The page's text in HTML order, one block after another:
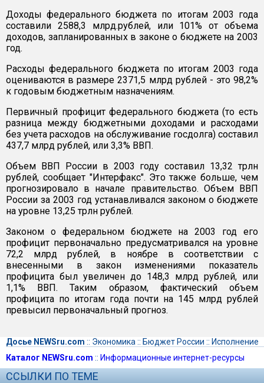
Доходы федерального бюджета по итогам 2003 года
составили 2588,3 млрд.рублей, или 101% от объема
доходов, запланированных в законе о бюджете на 2003
год.
Расходы федерального бюджета по итогам 2003 года
оцениваются в размере 2371,5 млрд рублей - это 98,2%
к годовым бюджетным назначениям.
Первичный профицит федерального бюджета (то есть
разница между бюджетными доходами и расходами
без учета расходов на обслуживание госдолга) составил
437,7 млрд рублей, или 3,3% ВВП.
Объем ВВП России в 2003 году составил 13,32 трлн
рублей, сообщает "Интерфакс". Это также больше, чем
прогнозировало в начале правительство. Объем ВВП
России за 2003 год устанавливался законом о бюджете
на уровне 13,25 трлн рублей.
Законом о федеральном бюджете на 2003 год его
профицит первоначально предусматривался на уровне
72,2 млрд рублей, в ноябре в соответствии с
внесенными в закон изменениями показатель
профицита был увеличен до 148,3 млрд рублей, или
1,1% ВВП. Таким образом, фактический объем
профицита по итогам года почти на 145 млрд рублей
превысил первоначальный прогноз.
Досье NEWSru.com :: Экономика :: Бюджет России :: Исполнение
Каталог NEWSru.com :: Информационные интернет-ресурсы
ССЫЛКИ ПО ТЕМЕ